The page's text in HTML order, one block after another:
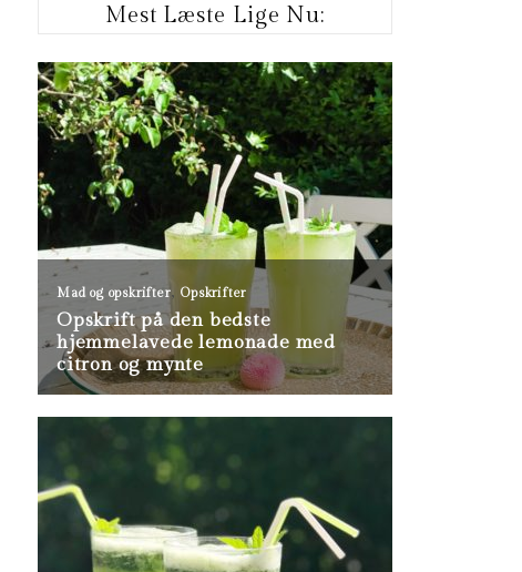
Mest Læste Lige Nu: